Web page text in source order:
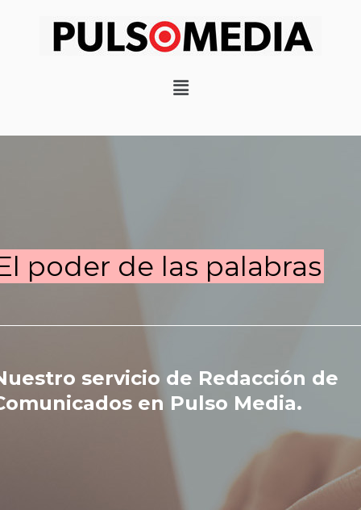
poder de las palabras
servicio de Redacción de
en Pulso Media.